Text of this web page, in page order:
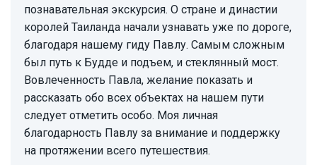
познавательная экскурсия. О стране и династии
королей Таиланда начали узнавать уже по дороге,
благодаря нашему гиду Павлу. Самым сложным
был путь к Будде и подъем, и стеклянный мост.
Вовлеченность Павла, желание показать и
рассказать обо всех объектах на нашем пути
следует отметить особо. Моя личная
благодарность Павлу за внимание и поддержку
на протяжении всего путешествия.